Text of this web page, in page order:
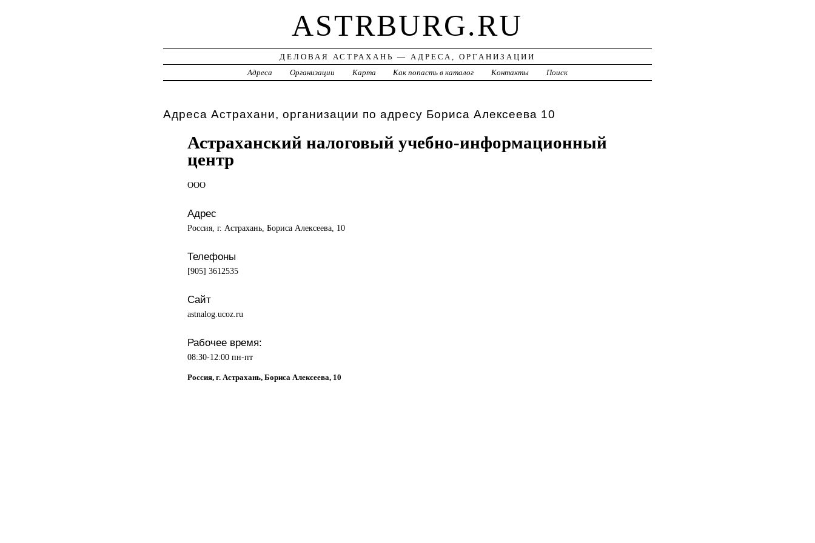
ASTRBURG.RU
ДЕЛОВАЯ АСТРАХАНЬ — АДРЕСА, ОРГАНИЗАЦИИ
Адреса
Организации Карта Как попасть в каталог Контакты Поиск
Адреса Астрахани, организации по адресу Бориса Алексеева 10
Астраханский налоговый учебно-информационный
центр
ООО
Адрес
Россия, г. Астрахань, Бориса Алексеева, 10
Телефоны
[905] 3612535
Сайт
astnalog.ucoz.ru
Рабочее время:
08:30-12:00 пн-пт
Россия, г. Астрахань, Бориса Алексеева, 10